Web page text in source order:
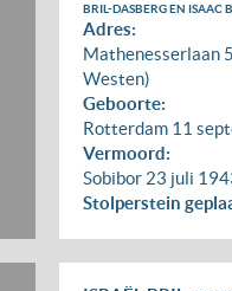
BRIL-DASBERG EN ISAAC
Adres:
Mathenesserlaan
Westen)
Geboorte:
Rotterdam 11
Vermoord:
Sobibor 23 juli
Stolperstein